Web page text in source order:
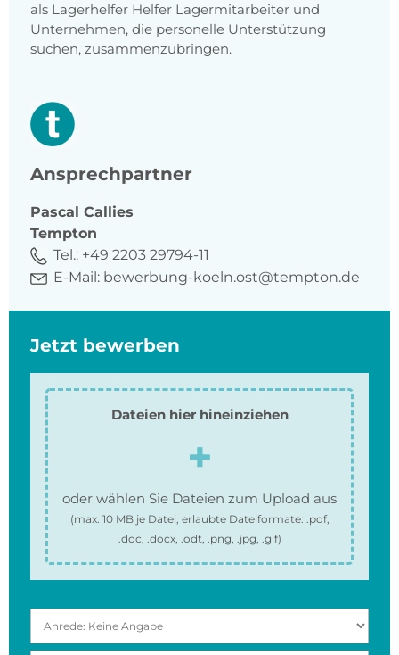
als Lagerhelfer Helfer Lagermitarbeiter und
Unternehmen, die personelle Unterstützung
suchen, zusammenzubringen.
Ansprechpartner
Pascal Callies
Tempton
Tel.: +49 2203 29794-11
E-Mail: bewerbung-koeln.ost@tempton.de
Jetzt bewerben
Dateien hier hineinziehen
oder wählen Sie Dateien zum Upload aus
(max. 10 MBje Datei, erlaubte Dateiformate: .pdf,
.doc, .docx, .odt, .png, .jpg, .gif)